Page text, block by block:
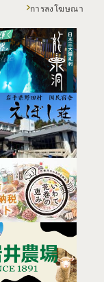
การลงโฆษณา